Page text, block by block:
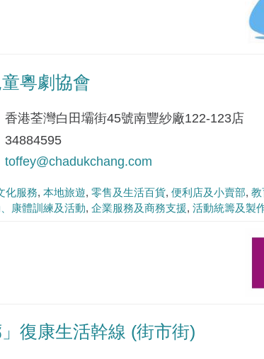
粵劇協會
香港荃灣白田壩街45號南豐紗廠122-123店
34884595
toffey@chadukchang.com
化服務 本地旅遊 零售及生活百貨 便利店及小賣部 教
康體訓練及活動 企業服務及商務支援 活動統籌及製
」復康生活幹線 (街市街)